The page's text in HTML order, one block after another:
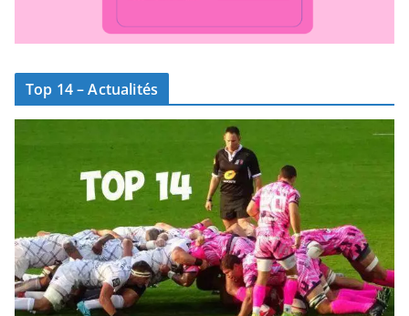
Top 14 – Actualités